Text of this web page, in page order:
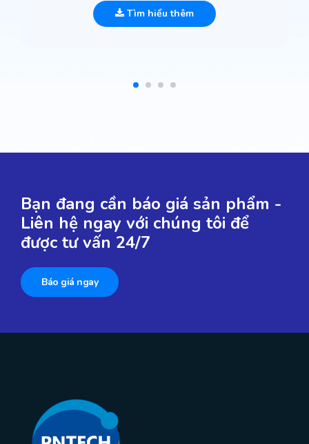
Tìm hiểu thêm
Bạn đang cần báo giá sản phẩm -
Liên hệ ngay với chúng tôi để
được tư vấn 24/7
Báo giá ngay